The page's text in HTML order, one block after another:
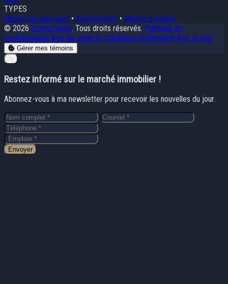
TYPES
Maison de plain-pied • Appartement • Maison à étages
© 2026 EstateFunnel. Tous droits réservés. Politique de
confidentialité Avis de collecte Conditions d’utilisation Avis et avis
Gérer mes témoins
Close
Restez informé sur le marché immobilier !
Abonnez-vous à ma newsletter pour recevoir les nouvelles du jour.
Envoyer